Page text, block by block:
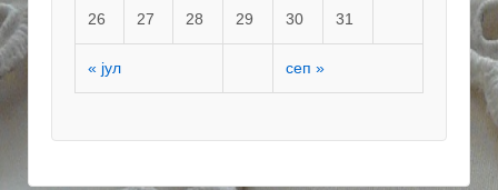
« јул сеп »
26 27 28 29 30 31